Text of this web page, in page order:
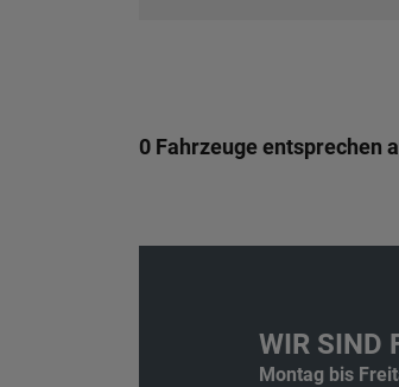
0 Fahrzeuge entsprechen
WIR SIND
Montag bis